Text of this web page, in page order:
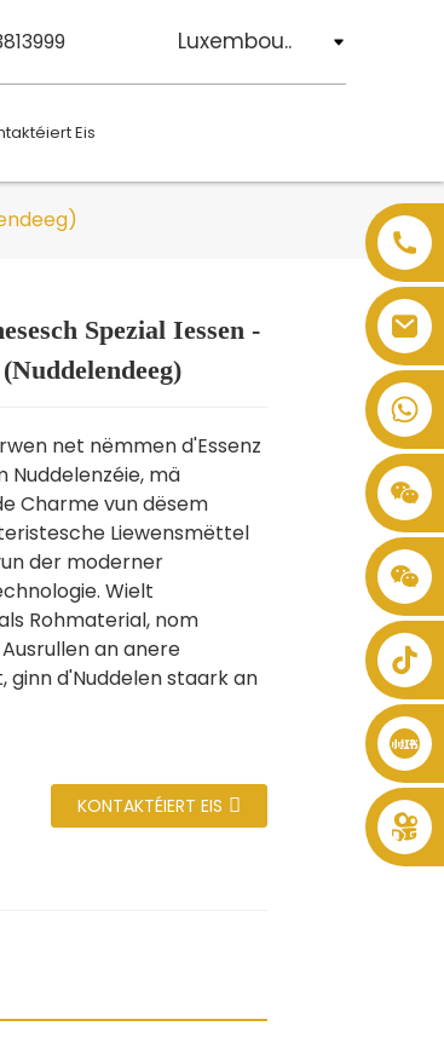
Luxembou..
Eis
+86 8619946512999
Loading...
Loading...
Spezial Iessen -
net nëmmen d'Essenz
Nuddelenzéie, mä
Charme vun dësem
Liewensmëttel
der moderner
Wielt
Rohmaterial, nom
an anere
ginn d'Nuddelen staark an
KONTAKTÉIERT EIS